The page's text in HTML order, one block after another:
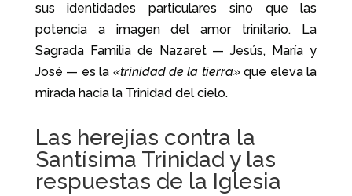
sus identidades particulares sino que las
potencia a imagen del amor trinitario. La
Sagrada Familia de Nazaret — Jesús, María y
José — es la «trinidad de la tierra»que eleva la
mirada hacia la Trinidad del cielo.
Las herejías contra la
Santísima Trinidad y las
respuestas de la Iglesia